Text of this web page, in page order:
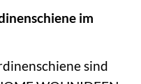
im
sind